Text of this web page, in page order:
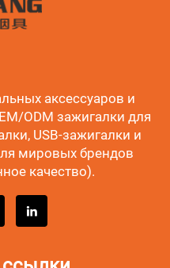
аксессуаров и
ODM зажигалки для
USB-зажигалки и
мировых брендов
качество).